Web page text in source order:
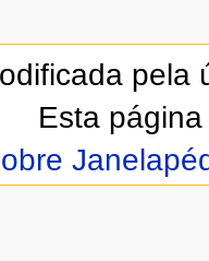
pela
Esta